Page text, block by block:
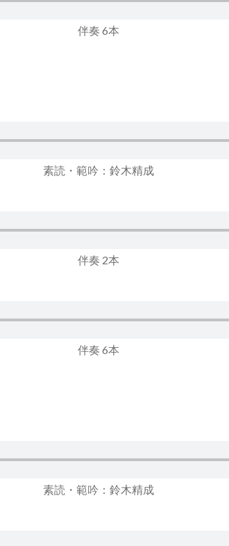
伴奏 6本
素読・範吟：鈴木精成
伴奏 2本
伴奏 6本
素読・範吟：鈴木精成